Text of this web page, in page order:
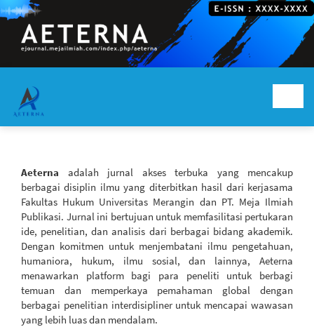
Utama
Isi
Utama
Aeterna adalah jurnal akses terbuka yang mencakup
berbagai disiplin ilmu yang diterbitkan hasil dari kerjasama
Fakultas Hukum Universitas Merangin dan PT. Meja Ilmiah
Publikasi. Jurnal ini bertujuan untuk memfasilitasi pertukaran
ide, penelitian, dan analisis dari berbagai bidang akademik.
Dengan komitmen untuk menjembatani ilmu pengetahuan,
humaniora, hukum, ilmu sosial, dan lainnya, Aeterna
menawarkan platform bagi para peneliti untuk berbagi
temuan dan memperkaya pemahaman global dengan
berbagai penelitian interdisipliner untuk mencapai wawasan
yang lebih luas dan mendalam.